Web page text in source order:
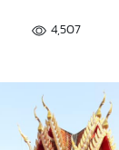
4,507